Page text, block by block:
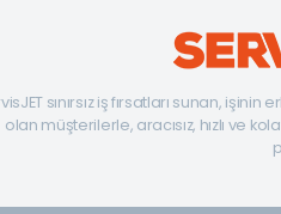
sınırsız iş fırsatları sunan,
olan müşterilerle, aracısız, hızlı ve